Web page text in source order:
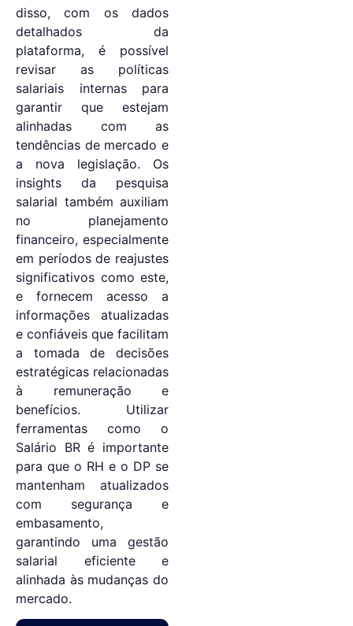
disso, com os dados
detalhados da
plataforma, é possível
revisar as políticas
salariais internas para
garantir que estejam
alinhadas com as
tendências de mercado e
a nova legislação. Os
insights da pesquisa
salarial também auxiliam
no planejamento
financeiro, especialmente
em períodos de reajustes
significativos como este,
e fornecem acesso a
informações atualizadas
e confiáveis que facilitam
a tomada de decisões
estratégicas relacionadas
à remuneração e
benefícios. Utilizar
ferramentas como o
Salário BR é importante
para que o RH e o DP se
mantenham atualizados
com segurança e
embasamento,
garantindo uma gestão
salarial eficiente e
alinhada às mudanças do
mercado.